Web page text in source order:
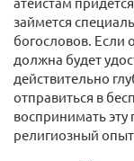
займется
богословов. Если
должна будет
действительно
отправиться в
воспринимать эту
религиозный